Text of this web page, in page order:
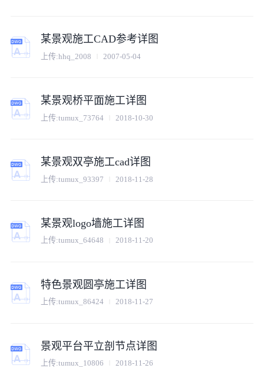
某景观施工CAD参考详图
上传:hhq_2008 2007-05-04
某景观桥平面施工详图
上传:tumux_73764 2018-10-30
某景观双亭施工cad详图
上传:tumux_93397 2018-11-28
某景观logo墙施工详图
上传:tumux_64648 2018-11-20
特色景观圆亭施工详图
上传:tumux_86424 2018-11-27
景观平台平立剖节点详图
上传:tumux_10806 2018-11-26